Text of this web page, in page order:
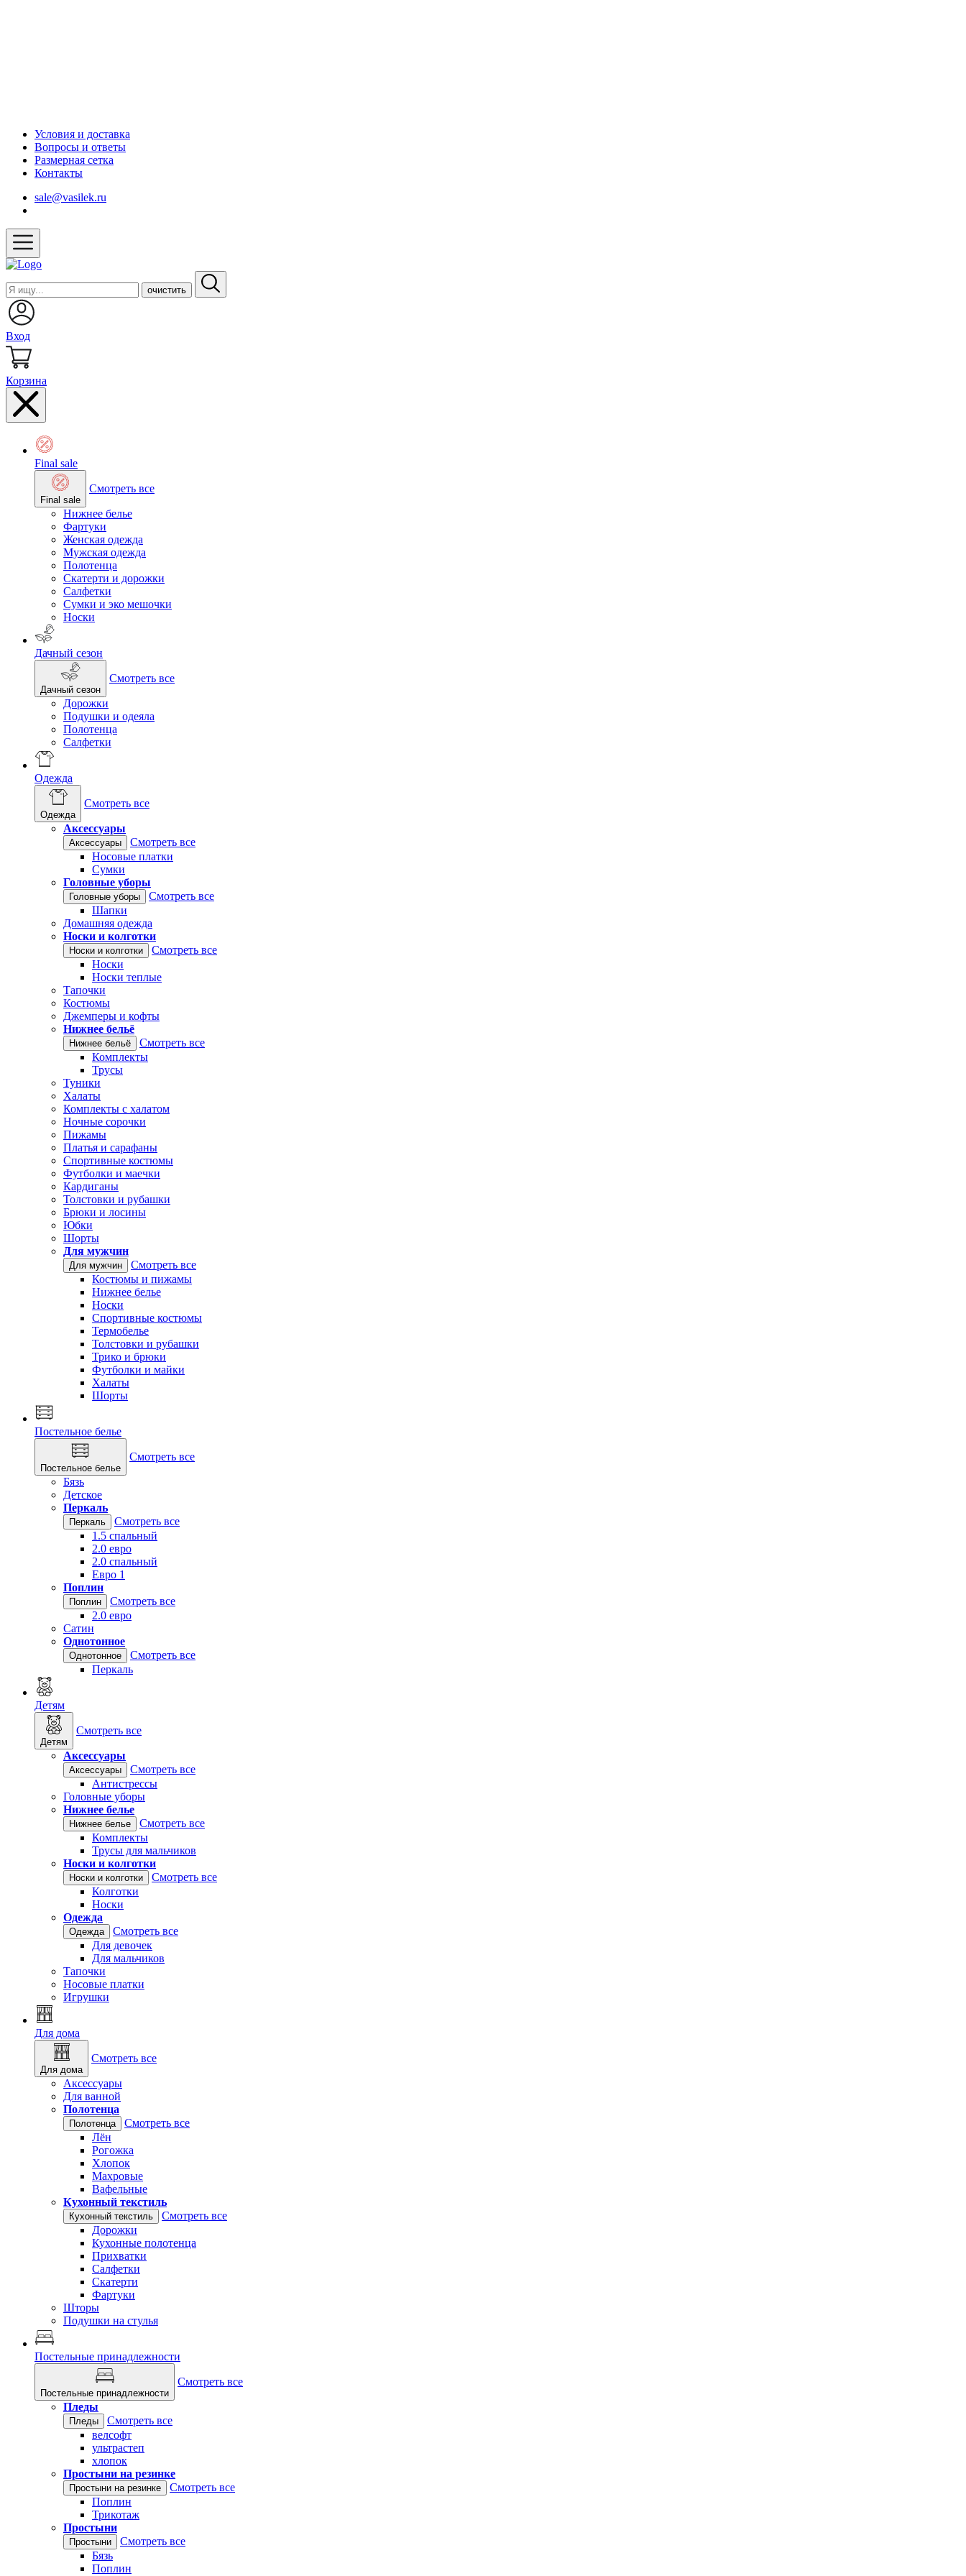
Условия и доставка
Вопросы и ответы
Размерная сетка
Контакты
sale@vasilek.ru
очистить
Вход
Корзина
Final sale
Final sale
Смотреть все
Нижнее белье
Фартуки
Женская одежда
Мужская одежда
Полотенца
Скатерти и дорожки
Салфетки
Сумки и эко мешочки
Носки
Дачный сезон
Дачный сезон
Смотреть все
Дорожки
Подушки и одеяла
Полотенца
Салфетки
Одежда
Одежда
Смотреть все
Аксессуары
Аксессуары
Смотреть все
Носовые платки
Сумки
Головные уборы
Головные уборы
Смотреть все
Шапки
Домашняя одежда
Носки и колготки
Носки и колготки
Смотреть все
Носки
Носки теплые
Тапочки
Костюмы
Джемперы и кофты
Нижнее бельё
Нижнее бельё
Смотреть все
Комплекты
Трусы
Туники
Халаты
Комплекты с халатом
Ночные сорочки
Пижамы
Платья и сарафаны
Спортивные костюмы
Футболки и маечки
Кардиганы
Толстовки и рубашки
Брюки и лосины
Юбки
Шорты
Для мужчин
Для мужчин
Смотреть все
Костюмы и пижамы
Нижнее белье
Носки
Спортивные костюмы
Термобелье
Толстовки и рубашки
Трико и брюки
Футболки и майки
Халаты
Шорты
Постельное белье
Постельное белье
Смотреть все
Бязь
Детское
Перкаль
Перкаль
Смотреть все
1.5 спальный
2.0 евро
2.0 спальный
Евро 1
Поплин
Поплин
Смотреть все
2.0 евро
Сатин
Однотонное
Однотонное
Смотреть все
Перкаль
Детям
Детям
Смотреть все
Аксессуары
Аксессуары
Смотреть все
Антистрессы
Головные уборы
Нижнее белье
Нижнее белье
Смотреть все
Комплекты
Трусы для мальчиков
Носки и колготки
Носки и колготки
Смотреть все
Колготки
Носки
Одежда
Одежда
Смотреть все
Для девочек
Для мальчиков
Тапочки
Носовые платки
Игрушки
Для дома
Для дома
Смотреть все
Аксессуары
Для ванной
Полотенца
Полотенца
Смотреть все
Лён
Рогожка
Хлопок
Махровые
Вафельные
Кухонный текстиль
Кухонный текстиль
Смотреть все
Дорожки
Кухонные полотенца
Прихватки
Салфетки
Скатерти
Фартуки
Шторы
Подушки на стулья
Постельные принадлежности
Постельные принадлежности
Смотреть все
Пледы
Пледы
Смотреть все
велсофт
ультрастеп
хлопок
Простыни на резинке
Простыни на резинке
Смотреть все
Поплин
Трикотаж
Простыни
Простыни
Смотреть все
Бязь
Поплин